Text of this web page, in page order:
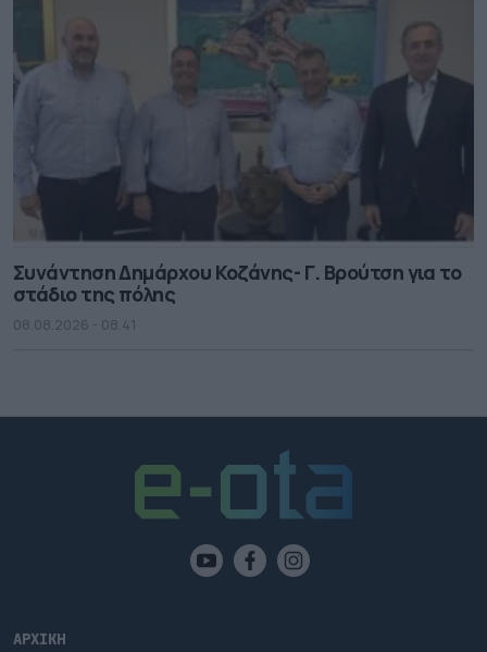
Συνάντηση Δημάρχου Κοζάνης- Γ. Βρούτση για το
στάδιο της πόλης
08.08.2026 - 08.41
ΑΡΧΙΚΗ